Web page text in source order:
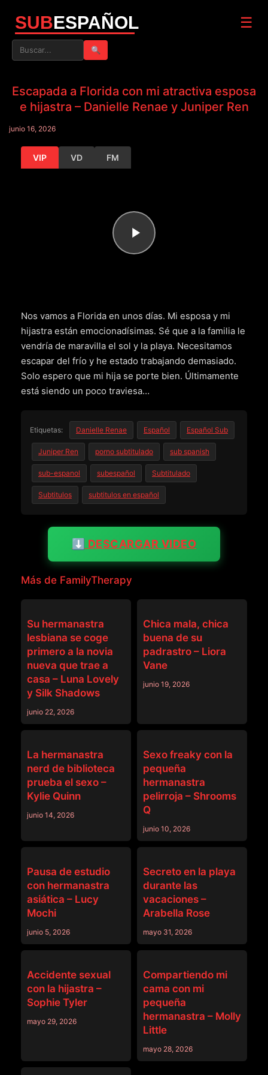
SUBESPAÑOL ☰
🔍
Escapada a Florida con mi atractiva esposa
e hijastra – Danielle Renae y Juniper Ren
junio 16, 2026
VIP VD FM
Nos vamos a Florida en unos días. Mi esposa y mi
hijastra están emocionadísimas. Sé que a la familia le
vendría de maravilla el sol y la playa. Necesitamos
escapar del frío y he estado trabajando demasiado.
Solo espero que mi hija se porte bien. Últimamente
está siendo un poco traviesa…
Etiquetas: Danielle Renae Español Español Sub
Juniper Ren porno subtitulado sub spanish
sub-espanol subespañol Subtitulado
Subtitulos subtitulos en español
⬇️ DESCARGAR VIDEO
Más de FamilyTherapy
Su hermanastra
lesbiana se coge
primero a la novia
nueva que trae a
casa – Luna Lovely
y Silk Shadows
junio 22, 2026
Chica mala, chica
buena de su
padrastro – Liora
Vane
junio 19, 2026
La hermanastra
nerd de biblioteca
prueba el sexo –
Kylie Quinn
junio 14, 2026
Sexo freaky con la
pequeña
hermanastra
pelirroja – Shrooms
Q
junio 10, 2026
Pausa de estudio
con hermanastra
asiática – Lucy
Mochi
junio 5, 2026
Secreto en la playa
durante las
vacaciones –
Arabella Rose
mayo 31, 2026
Accidente sexual
con la hijastra –
Sophie Tyler
mayo 29, 2026
Compartiendo mi
cama con mi
pequeña
hermanastra – Molly
Little
mayo 28, 2026